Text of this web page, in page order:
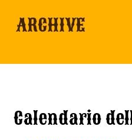
ARCHIVE
Calendario